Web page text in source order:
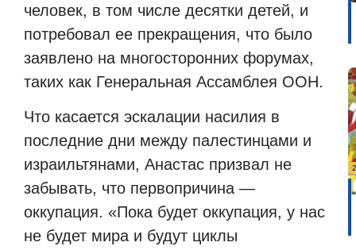
человек, в том числе десятки детей, и
потребовал ее прекращения, что было
заявлено на многосторонних форумах,
таких как Генеральная Ассамблея ООН.
Что касается эскалации насилия в
последние дни между палестинцами и
израильтянами, Анастас призвал не
забывать, что первопричина —
оккупация. «Пока будет оккупация, у нас
не будет мира и будут циклы